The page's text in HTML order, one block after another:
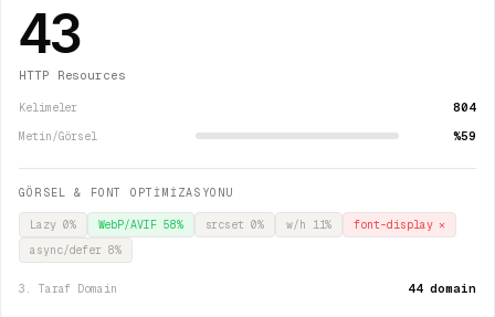
43
HTTP Resources
Kelimeler 804
Metin/Görsel %59
GÖRSEL & FONT OPTİMİZASYONU
Lazy 0% WebP/AVIF 58% srcset0% w/h 11% font-display ✕
async/defer8%
3. Taraf Domain 44 domain